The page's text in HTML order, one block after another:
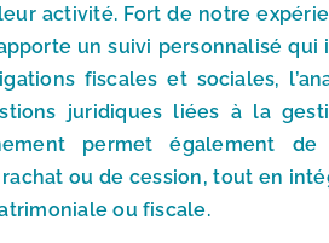
activité. Fort de notre
un suivi personnalisé qui
fiscales et sociales,
juridiques liées à la
permet également de
ou de cession, tout en
ou fiscale.